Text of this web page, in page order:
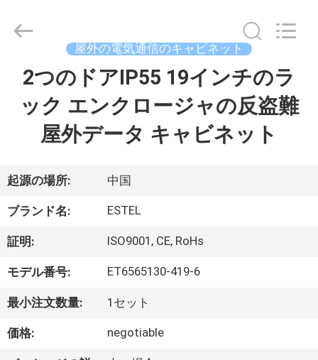
ダ
ク
ト
私
に
ELECTRONIC
TECHNOLOGY
屋外の電気通信のキャビネット
2つのドアIP55 19インチのラ
ック エンクロージャの反盗難
屋外データ キャビネット
起源の場所: 中国
ブランド名: ESTEL
証明: ISO9001, CE, RoHs
モデル番号: ET6565130-419-6
最小注文数量: 1セット
価格: negotiable